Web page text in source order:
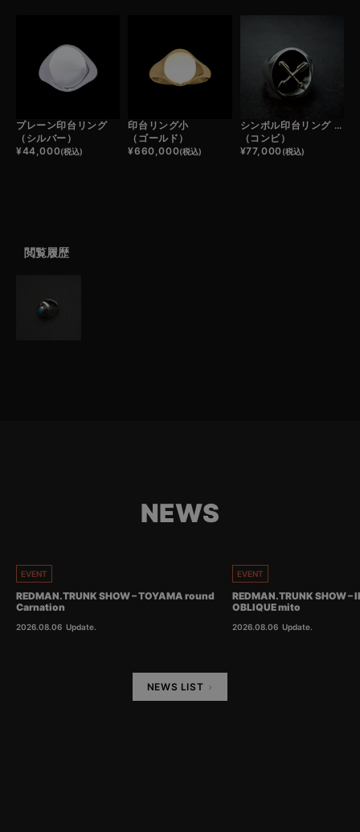
プレーン印台リング
（シルバー）
¥44,000(税込)
印台リング小
（ゴールド）
¥660,000(税込)
シンボル印台リング / CROSSED ARROWS
（コンビ）
¥77,000(税込)
閲覧履歴
NEWS
EVENT
REDMAN.TRUNK SHOW – TOYAMA round
Carnation
2026.08.06 Update.
EVENT
REDMAN.TRUNK SHOW
OBLIQUE mito
2026.08.06 Update.
NEWS LIST